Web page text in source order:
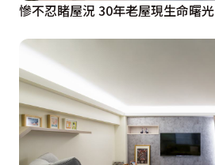
慘不忍睹屋況 30年老屋現生命曙光